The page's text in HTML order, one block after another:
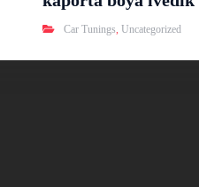
Car Tunings,Uncategorized